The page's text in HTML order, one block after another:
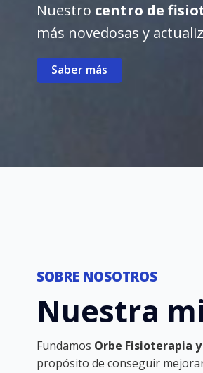
Nuestro centro de
más novedosas y
Saber más
SOBRE NOSOTROS
Nuestra
Fundamos Orbe Fisioterapia
propósito de conseguir